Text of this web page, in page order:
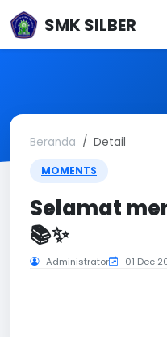
SMK SILBER
Beranda Detail
MOMENTS
Selamat
📚✨
Administrator 01 Dec